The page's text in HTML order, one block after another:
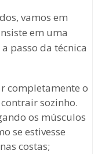
vamos em
em uma
passo da técnica
completamente o
sozinho.
os músculos
se estivesse
costas;